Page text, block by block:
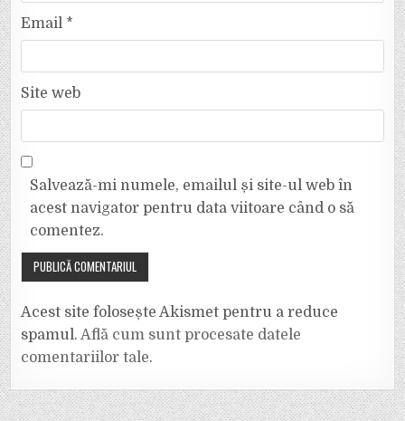
Email *
Site web
Salvează-mi numele, emailul și site-ul web în
acest navigator pentru data viitoare când o să
comentez.
Acest site folosește Akismet pentru a reduce
spamul.Află cum sunt procesate datele
comentariilor tale.